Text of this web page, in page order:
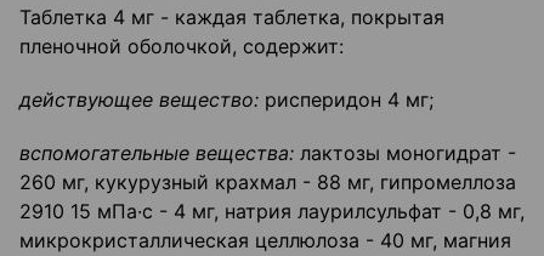
Таблетка 4 мг - каждая таблетка, покрытая
пленочной оболочкой, содержит:
действующее вещество: рисперидон 4 мг;
вспомогательные вещества: лактозы моногидрат -
260 мг, кукурузный крахмал - 88 мг, гипромеллоза
2910 15 мПа·c - 4 мг, натрия лаурилсульфат - 0,8 мг,
микрокристаллическая целлюлоза - 40 мг, магния